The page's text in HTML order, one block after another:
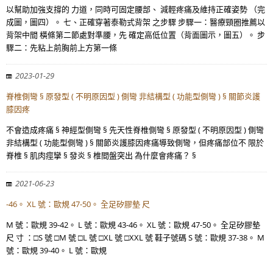
以幫助加強支撐的 力道，同時可固定腰部、 減輕疼痛及維持正確姿勢 （完
成圖，圖四）。 七、正確穿著泰勒式背架 之步驟 步驟一：醫療頸圈推薦以
背架中間 橫條第二節處對準腰，先 確定高低位置（背面圖示，圖五）。 步
驟二：先粘上前胸前上方第一條
2023-01-29
脊椎側彎 § 原發型 ( 不明原因型 ) 側彎 非結構型 ( 功能型側彎 ) § 關節炎護
膝因疼
不會造成疼痛 § 神經型側彎 § 先天性脊椎側彎 § 原發型 ( 不明原因型 ) 側彎
非結構型 ( 功能型側彎 ) § 關節炎護膝因疼痛導致側彎，但疼痛部位不 限於
脊椎 § 肌肉痙攣 § 發炎 § 椎間盤突出 為什麼會疼痛？ §
2021-06-23
-46。 XL 號：歐規 47-50。 全足矽膠墊 尺
M 號：歐規 39-42。 L 號：歐規 43-46。 XL 號：歐規 47-50。 全足矽膠墊
尺 寸 ：□S 號 □M 號 □L 號 □XL 號 □XXL 號 鞋子號碼 S 號：歐規 37-38。 M
號：歐規 39-40。 L 號：歐規